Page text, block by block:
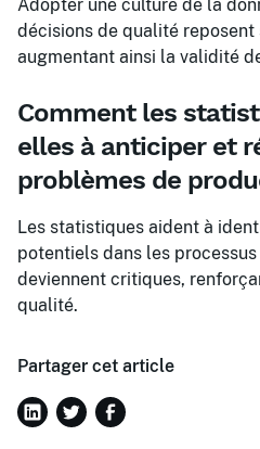
Adopter une culture de la
décisions de qualité
augmentant ainsi la validité
Comment les
elles à anticiper et
problèmes de
Les statistiques aident à
potentiels dans les
deviennent critiques,
qualité.
Partager cet article